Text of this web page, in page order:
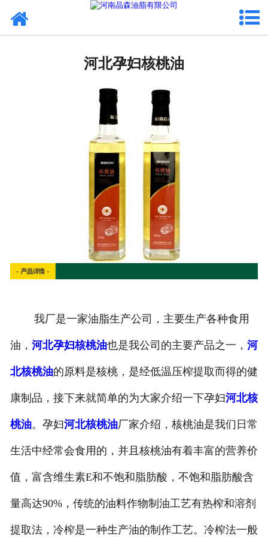
河北来料代工
河北孕妇核桃油
我厂是一家油脂生产公司，主要生产各种食用
油， 河北孕妇核桃油也是我公司的主要产品之一， 河
北核桃油的原料是核桃，是经低温压榨提取而得的健
康制品，接下来就简单的为大家介绍一下孕妇河北核
桃油。孕妇河北核桃油厂家介绍，核桃油是我们日常
生活中经常会食用的，并且核桃油有着丰富的营养价
值，富含维生素E和不饱和脂肪酸，不饱和脂肪酸含
量高达90%，传统的油料作物制油工艺有热榨和溶剂
提取法，冷榨是一种生产油的制作工艺。冷榨法一般